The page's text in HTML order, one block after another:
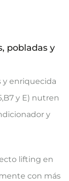
pobladas y
y enriquecida
y E) nutren
y
lifting en
con más